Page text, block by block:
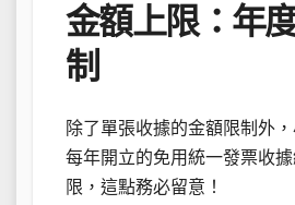
金額上限：年
制
除了單張收據的金額限制外
每年開立的免用統一發票收
限，這點務必留意！